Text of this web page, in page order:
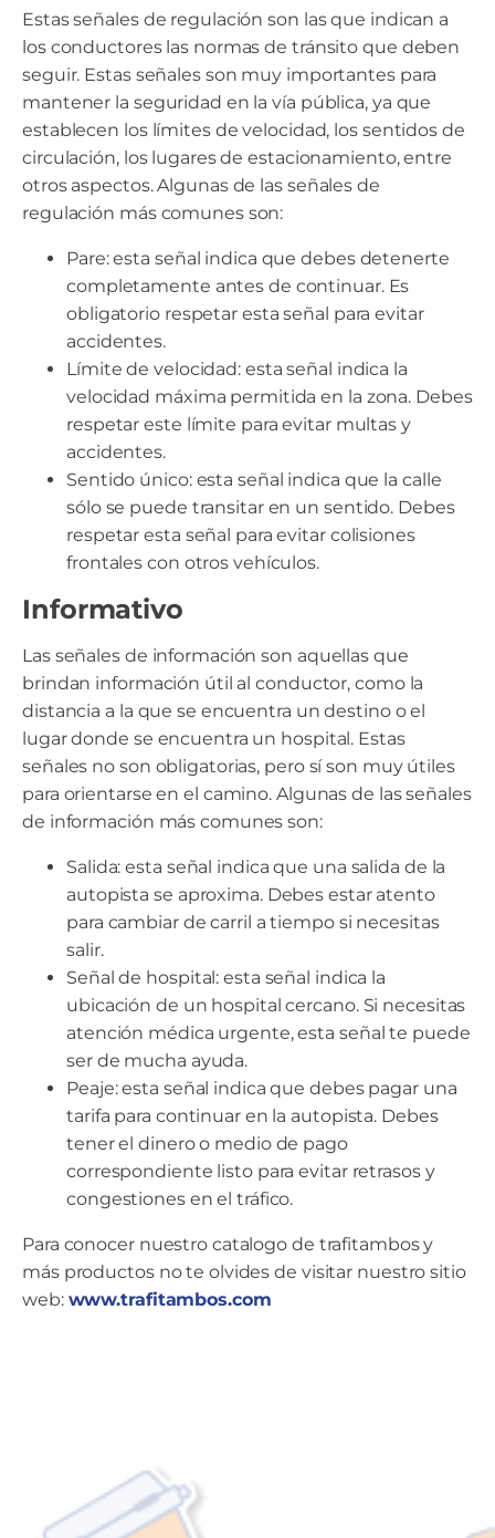
Estas señales de regulación son las que indican a
los conductores las normas de tránsito que deben
seguir. Estas señales son muy importantes para
mantener la seguridad en la vía pública, ya que
establecen los límites de velocidad, los sentidos de
circulación, los lugares de estacionamiento, entre
otros aspectos. Algunas de las señales de
regulación más comunes son:
Pare: esta señal indica que debes detenerte
completamente antes de continuar. Es
obligatorio respetar esta señal para evitar
accidentes.
Límite de velocidad: esta señal indica la
velocidad máxima permitida en la zona. Debes
respetar este límite para evitar multas y
accidentes.
Sentido único: esta señal indica que la calle
sólo se puede transitar en un sentido. Debes
respetar esta señal para evitar colisiones
frontales con otros vehículos.
Informativo
Las señales de información son aquellas que
brindan información útil al conductor, como la
distancia a la que se encuentra un destino o el
lugar donde se encuentra un hospital. Estas
señales no son obligatorias, pero sí son muy útiles
para orientarse en el camino. Algunas de las señales
de información más comunes son:
Salida: esta señal indica que una salida de la
autopista se aproxima. Debes estar atento
para cambiar de carril a tiempo si necesitas
salir.
Señal de hospital: esta señal indica la
ubicación de un hospital cercano. Si necesitas
atención médica urgente, esta señal te puede
ser de mucha ayuda.
Peaje: esta señal indica que debes pagar una
tarifa para continuar en la autopista. Debes
tener el dinero o medio de pago
correspondiente listo para evitar retrasos y
congestiones en el tráfico.
Para conocer nuestro catalogo de trafitambos y
más productos no te olvides de visitar nuestro sitio
web: www.trafitambos.com